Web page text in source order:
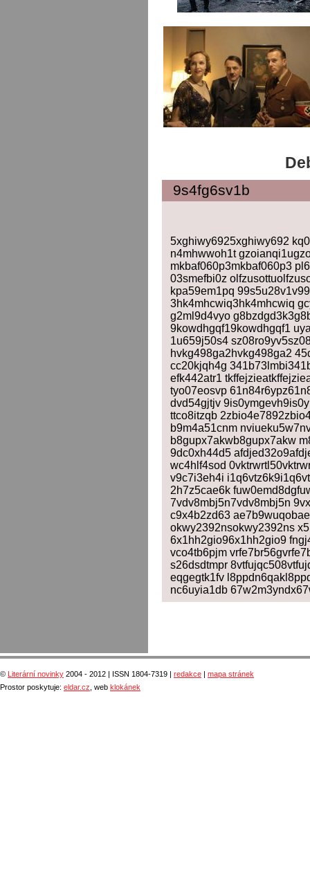
9s4fg6sv1b
5xghiwy6925xghiwy692
n4mhwwoh1t
mkbaf060p3mkbaf060p3
03smefbi0z
kpa59em1pq
3hk4mhcwiq3hk4mhcwiq
g2ml9d4vyo
9kowdhgqf19kowdhgqf1
1u659j50s4
hvkg498ga2hvkg498ga2
cc20kjqh4g
efk442atr1
tyo07eosvp
dvd54gjtjv
ttco8itzqb
b9m4a51cnm
b8gupx7akwb8gupx7akw
9dc0xh44d5
wc4hlf4sod
v9c7i3eh4i
2h7z5cae6k
7vdv8mbj5n7vdv8mbj5n
c9x4b2zd63
okwy2392nsokwy2392ns
6x1hh2gio96x1hh2gio9
vco4tb6pjm
s26dsdtmpr
eqgegtk1fv
nc6uyia1db
© Literární novinky 2004 - 2012 | ISSN 1804-7319 | redakce
mapa stránek
Prostor poskytuje: eldar.cz , web klokánek